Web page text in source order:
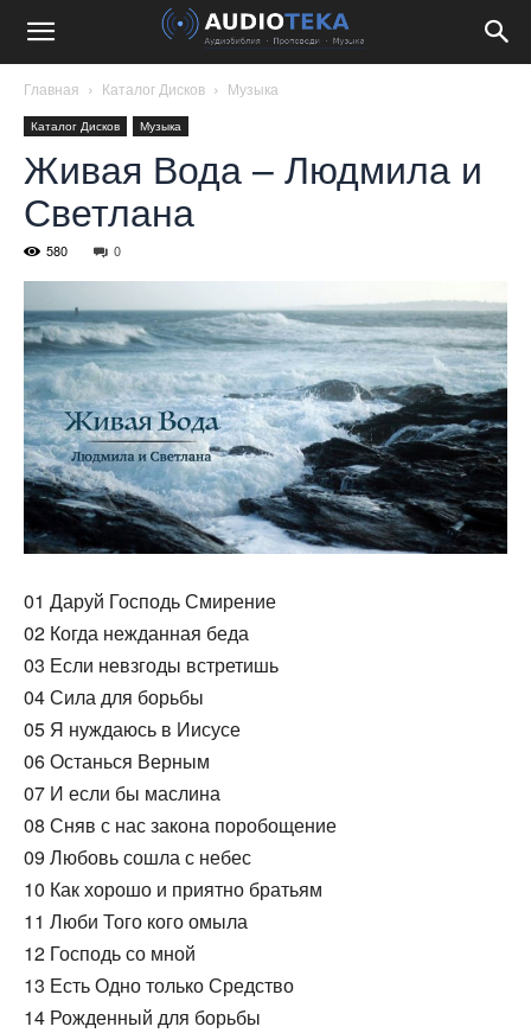
Главная Каталог Дисков Музыка
Каталог Дисков Музыка
Живая Вода – Людмила и
Светлана
580 0
01 Даруй Господь Смирение
02 Когда нежданная беда
03 Если невзгоды встретишь
04 Сила для борьбы
05 Я нуждаюсь в Иисусе
06 Останься Верным
07 И если бы маслина
08 Сняв с нас закона поробощение
09 Любовь сошла с небес
10 Как хорошо и приятно братьям
11 Люби Того кого омыла
12 Господь со мной
13 Есть Одно только Средство
14 Рожденный для борьбы